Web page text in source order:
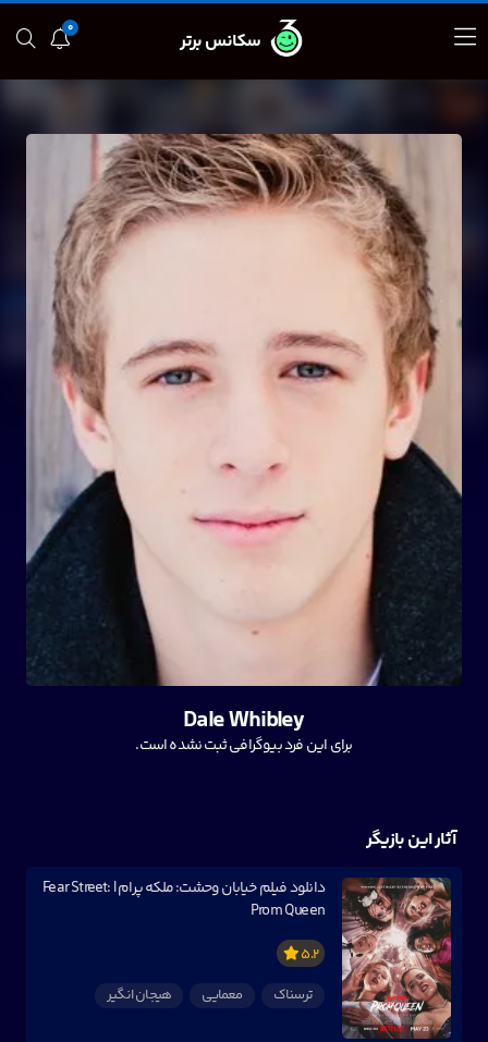
0
سکانس برتر
Dale Whibley
برای این فرد بیوگرافی ثبت نشده است.
آثار این بازیگر
دانلود فیلم خیابان وحشت: ملکه پرام | Fear Street:
Prom Queen
5.2
ترسناک
معمایی هیجان انگیر